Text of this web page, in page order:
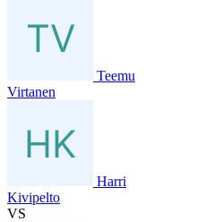
Teemu
Virtanen
Harri
Kivipelto
VS